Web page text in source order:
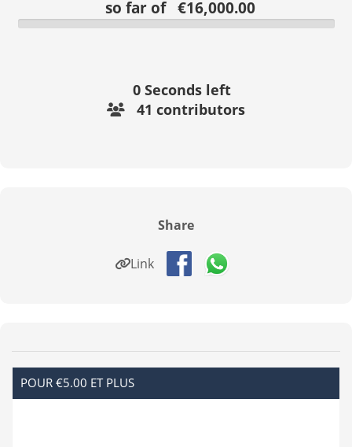
so far of €16,000.00
0 Seconds left
41 contributors
Share
Link
POUR €5.00 ET PLUS